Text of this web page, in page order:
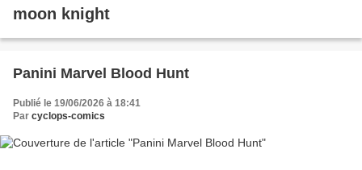
moon knight
Panini Marvel Blood Hunt
Publié le 19/06/2026 à 18:41
Par cyclops-comics